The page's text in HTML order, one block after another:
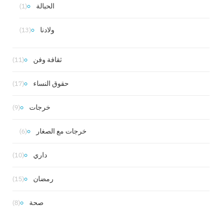
الحبالة (1)
ولادنا (13)
ثقافة وفن (11)
حقوق النساء (17)
خرجات (9)
خرجات مع الصغار (6)
داري (10)
رمضان (15)
صحة (8)